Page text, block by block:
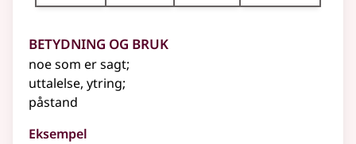
Betydning og bruk
noe som er sagt;
uttalelse, ytring;
påstand
Eksempel